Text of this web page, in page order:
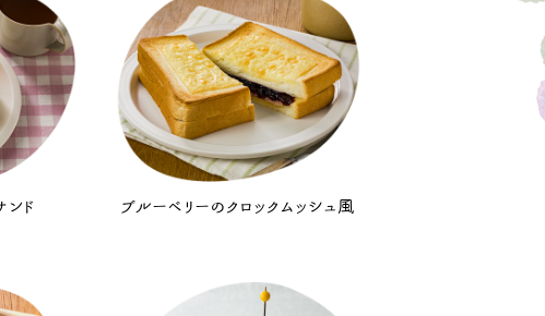
ンド ブルーベリーのクロックムッシュ風